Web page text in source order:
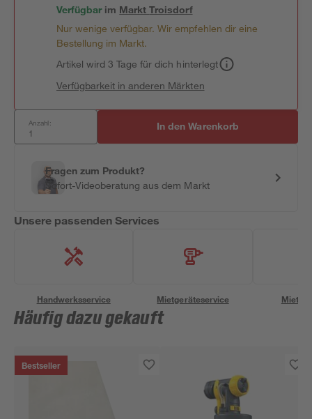
Verfügbar im MarktTroisdorf
Nur wenige verfügbar. Wir empfehlen dir eine
Bestellung im Markt.
Artikel wird 3 Tage für dich hinterlegt
Verfügbarkeit in anderen Märkten
Anzahl: In den Warenkorb
Fragen zum Produkt?
Sofort-Videoberatung aus dem Markt
Unsere passenden Services
Handwerksservice Mietgeräteservice
Häufig dazu gekauft
Bestseller